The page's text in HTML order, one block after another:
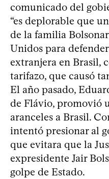
comunicado del
“es deplorable que
de la familia
Unidos para
extranjera en Brasil,
tarifazo, que causó
El año pasado,
de Flávio, promovió
aranceles a Brasil.
intentó presionar al
que evitara que la
expresidente Jair
golpe de Estado.